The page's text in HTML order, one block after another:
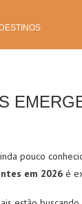
pouco
em 2026 é